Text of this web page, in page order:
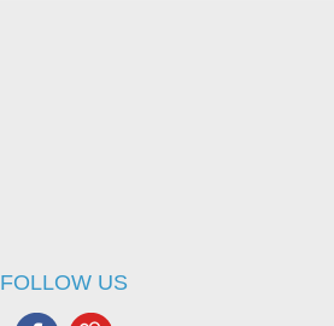
FOLLOW US